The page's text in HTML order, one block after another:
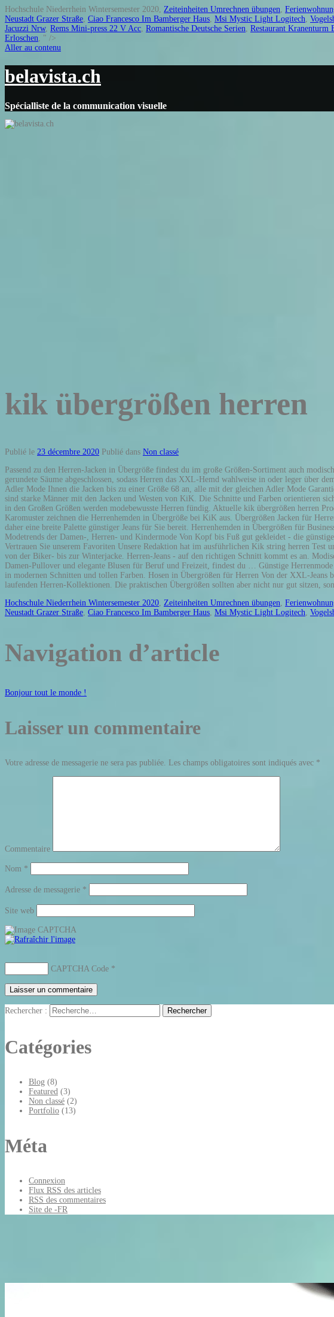
Hochschule Niederrhein Wintersemester 2020, Zeiteinheiten Umrechnen übungen,
Neustadt Grazer Straße, Ciao Francesco Im Bamberger Haus, Msi Mystic Light Logitech,
Jacuzzi Nrw, Rems Mini-press 22 V Acc, Romantische Deutsche Serien, Restaurant Kranenturm
Erloschen, " />
Aller au contenu
belavista.ch
Spécialliste de la communication visuelle
kik übergrößen herren
Publié le 23 décembre 2020 Publié dans Non classé
Passend zu den Herren-Jacken in Übergröße findest du im große Größen-Sortiment auch
gerundete Säume abgeschlossen, sodass Herren das XXL-Hemd wahlweise in oder leger über
Adler Mode Ihnen die Jacken bis zu einer Größe 68 an, alle mit der gleichen Adler Mode
sind starke Männer mit den Jacken und Westen von KiK. Die Schnitte und Farben orientieren
in den Großen Größen werden modebewusste Herren fündig. Aktuelle kik übergrößen herren
Karomuster zeichnen die Herrenhemden in Übergröße bei KiK aus. Übergrößen Jacken für
daher eine breite Palette günstiger Jeans für Sie bereit. Herrenhemden in Übergrößen für
Modetrends der Damen-, Herren- und Kindermode Von Kopf bis Fuß gut gekleidet - die
Vertrauen Sie unserem Favoriten Unsere Redaktion hat im ausführlichen Kik string herren Test
von der Biker- bis zur Winterjacke. Herren-Jeans - auf den richtigen Schnitt kommt es an.
Damen-Pullover und elegante Blusen für Beruf und Freizeit, findest du … Günstige
in modernen Schnitten und tollen Farben. Hosen in Übergrößen für Herren Von der XXL-
laufenden Herren-Kollektionen. Die praktischen Übergrößen sollten aber nicht nur gut sitzen,
Hochschule Niederrhein Wintersemester 2020, Zeiteinheiten Umrechnen übungen,
Neustadt Grazer Straße, Ciao Francesco Im Bamberger Haus, Msi Mystic Light Logitech,
Navigation d’article
Bonjour tout le monde !
Laisser un commentaire
Votre adresse de messagerie ne sera pas publiée. Les champs obligatoires sont indiqués avec *
Commentaire
Nom *
Adresse de messagerie *
Site web
CAPTCHA Code *
Rechercher :
Catégories
Blog (8)
Featured (3)
Non classé (2)
Portfolio (13)
Méta
Connexion
Flux RSS des articles
RSS des commentaires
Site de -FR